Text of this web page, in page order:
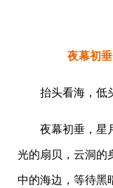
夜幕初
抬头看海，低头
夜幕初垂，星
光的扇贝，云洞的
中的海边，等待黑